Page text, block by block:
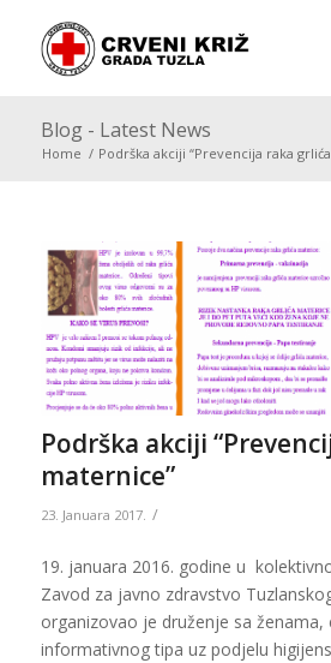
Blog - Latest News
Home / Podrška akciji “Prevencija raka
Podrška akciji
maternice”
23. Januara 2017. /
19. januara 2016. godine u
Zavod za javno zdravstvo
organizovao je druženje sa ženama,
informativnog tipa uz podjelu